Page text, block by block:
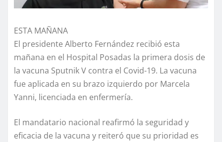
ESTA MAÑANA
El presidente Alberto Fernández recibió esta
mañana en el Hospital Posadas la primera dosis de
la vacuna Sputnik V contra el Covid-19. La vacuna
fue aplicada en su brazo izquierdo por Marcela
Yanni, licenciada en enfermería.
El mandatario nacional reafirmó la seguridad y
eficacia de la vacuna y reiteró que su prioridad es